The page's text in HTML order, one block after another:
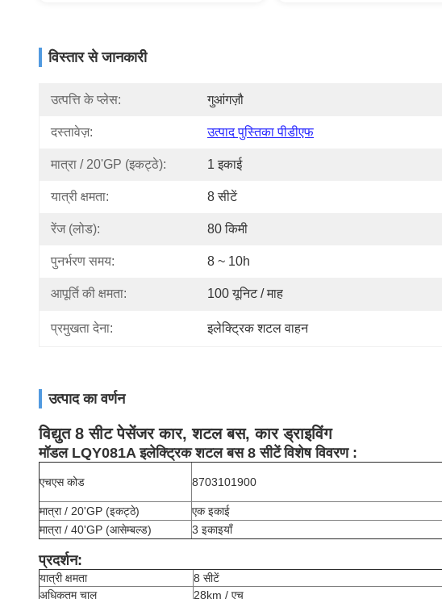
विस्तार से जानकारी
उत्पत्ति के प्लेस: गुआंगज़ौ
दस्तावेज़: उत्पाद पुस्तिका पीडीएफ
मात्रा / 20'GP (इकट्ठे): 1 इकाई
यात्री क्षमता: 8 सीटें
रेंज (लोड): 80 किमी
पुनर्भरण समय: 8 ~ 10h
आपूर्ति की क्षमता: 100 यूनिट / माह
प्रमुखता देना: इलेक्ट्रिक शटल वाहन
उत्पाद का वर्णन
विद्युत 8 सीट पेसेंजर कार, शटल बस, कार ड्राइविंग
मॉडल LQY081A इलेक्ट्रिक शटल बस 8 सीटें विशेष विवरण :
एचएस कोड 8703101900
मात्रा / 20'GP (इकट्ठे)
एक इकाई
मात्रा / 40'GP (आसेम्बल्ड)
3 इकाइयाँ
प्रदर्शन:
यात्री क्षमता
8 सीटें
अधिकतम चाल
28km / एच